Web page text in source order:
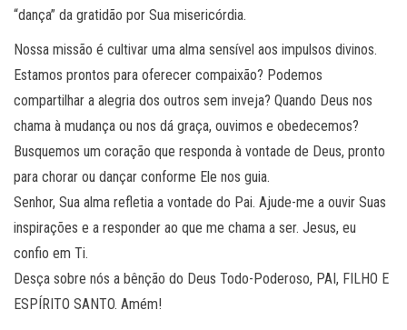
“dança” da gratidão por Sua misericórdia.
Nossa missão é cultivar uma alma sensível aos impulsos divinos.
Estamos prontos para oferecer compaixão? Podemos
compartilhar a alegria dos outros sem inveja? Quando Deus nos
chama à mudança ou nos dá graça, ouvimos e obedecemos?
Busquemos um coração que responda à vontade de Deus, pronto
para chorar ou dançar conforme Ele nos guia.
Senhor, Sua alma refletia a vontade do Pai. Ajude-me a ouvir Suas
inspirações e a responder ao que me chama a ser. Jesus, eu
confio em Ti.
Desça sobre nós a bênção do Deus Todo-Poderoso, PAI, FILHO E
ESPÍRITO SANTO. Amém!